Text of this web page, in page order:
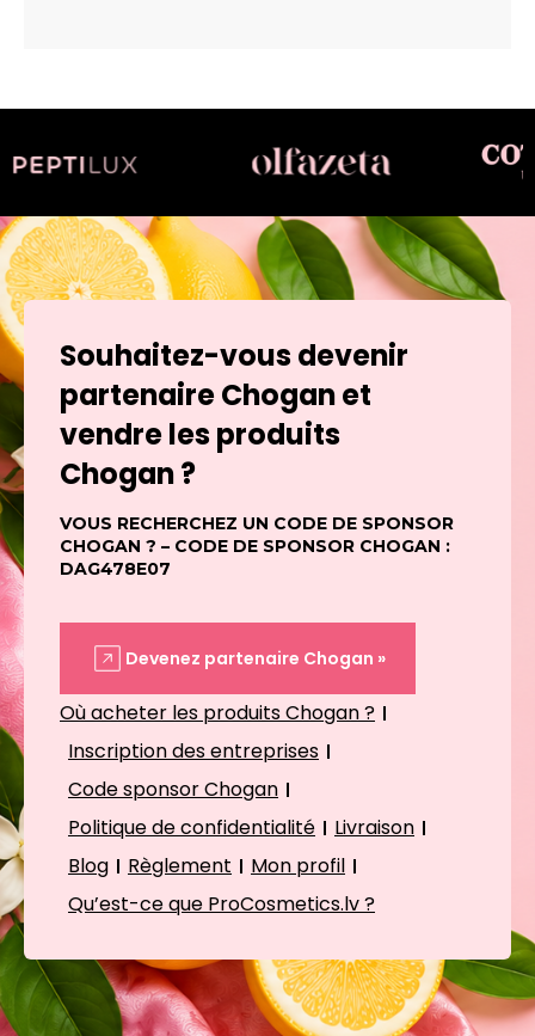
Souhaitez-vous devenir
partenaire Chogan et
vendre les produits
Chogan ?
VOUS RECHERCHEZ UN CODE DE SPONSOR
CHOGAN ? – CODE DE SPONSOR CHOGAN :
DAG478E07
Devenez partenaire Chogan »
Où acheter les produits Chogan ?
Inscription des entreprises
Code sponsor Chogan
Politique de confidentialité
Livraison
Blog
Règlement
Mon profil
Qu’est-ce que ProCosmetics.lv ?